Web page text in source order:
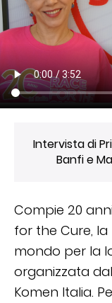
Intervista di
Banfi e
Compie 20
for the Cure,
mondo per la
organizzata
Komen Italia.